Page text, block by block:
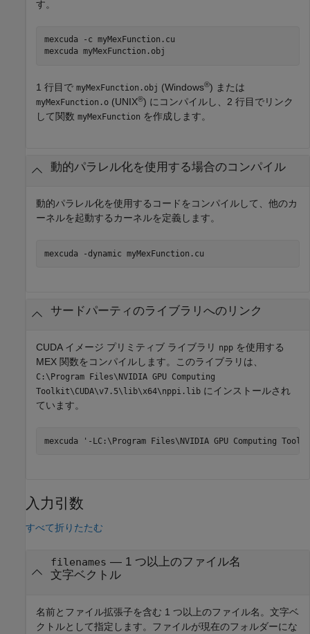
す。
mexcuda -c myMexFunction.cu
mexcuda myMexFunction.obj
1 行目で myMexFunction.obj (Windows®) または
myMexFunction.o (UNIX®) にコンパイルし、2 行目でリンク
して関数 myMexFunction を作成します。
動的パラレル化を使用する場合のコンパイル
動的パラレル化を使用するコードをコンパイルして、他のカ
ーネルを起動するカーネルを定義します。
mexcuda -dynamic myMexFunction.cu
サードパーティのライブラリへのリンク
CUDA イメージ プリミティブ ライブラリ npp を使用する
MEX 関数をコンパイルします。このライブラリは、
C:\Program Files\NVIDIA GPU Computing
Toolkit\CUDA\v7.5\lib\x64\nppi.lib にインストールされ
ています。
mexcuda '-LC:\Program Files\NVIDIA GPU Computing
入力引数
すべて折りたたむ
filenames — 1 つ以上のファイル名
文字ベクトル
名前とファイル拡張子を含む 1 つ以上のファイル名。文字ベ
クトルとして指定します。ファイルが現在のフォルダーにな